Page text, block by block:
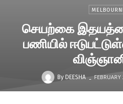
செயற்கை
பணியில்
By DEESHA - FEBRUARY